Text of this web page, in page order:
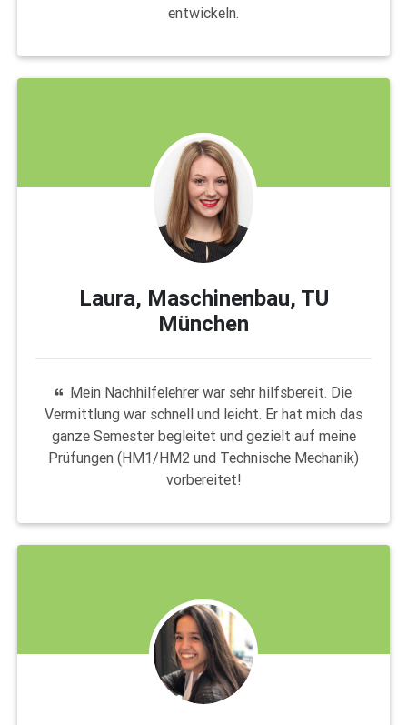
entwickeln.
Laura, Maschinenbau, TU
München
Mein Nachhilfelehrer war sehr hilfsbereit. Die
Vermittlung war schnell und leicht. Er hat mich das
ganze Semester begleitet und gezielt auf meine
Prüfungen (HM1/HM2 und Technische Mechanik)
vorbereitet!